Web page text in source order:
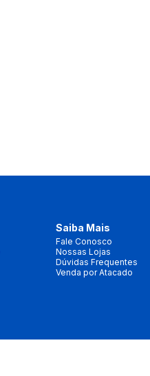
Saiba Mais
Fale Conosco
Nossas Lojas
Dúvidas Frequentes
Venda por Atacado